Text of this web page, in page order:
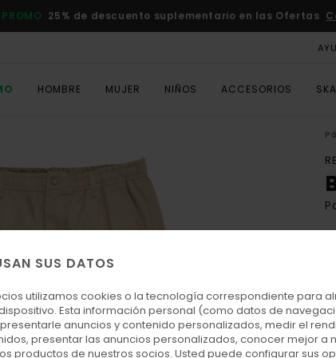
PROMO 25% de descuento suplementario en las Ofertas
HOMBRE MUJER NIÑOS ACCESORIOS
SUS DATOS
utilizamos cookies o la tecnología correspondiente para
Esta información personal (como datos de
anuncios y contenido personalizados, medir el
presentar las anuncios personalizados, conocer mejor a
productos de nuestros socios. Usted puede configurar sus